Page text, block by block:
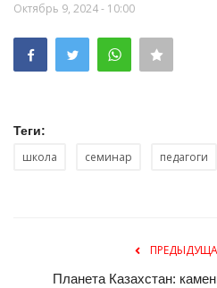
Октябрь 9, 2024 - 10:00
Теги:
школа семинар педагоги
Планета Казахстан: